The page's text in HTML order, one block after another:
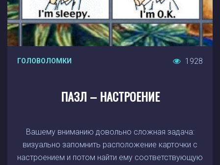
ГОЛОВОЛОМКИ 1928
ПАЗЛ – НАСТРОЕНИЕ
Вашему вниманию довольно сложная задача:
визуально запомнить расположение карточки с
настроением и потом найти ему соответствующую